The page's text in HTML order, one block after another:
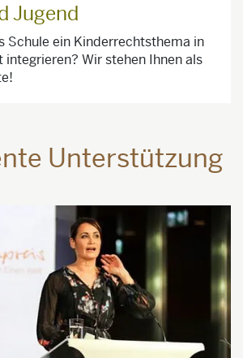
Jugend
Schule ein Kinderrechtsthema in
integrieren? Wir stehen Ihnen als
Unterstützung